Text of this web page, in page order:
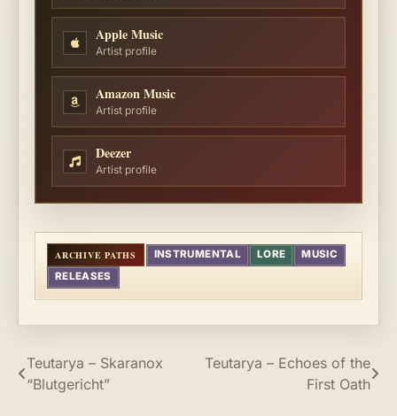
Apple Music
Artist profile
Amazon Music
Artist profile
Deezer
Artist profile
INSTRUMENTAL LORE
MUSIC
RELEASES
Post
navigation
Teutarya – Skaranox
“Blutgericht”
Teutarya – Echoes of the
First Oath